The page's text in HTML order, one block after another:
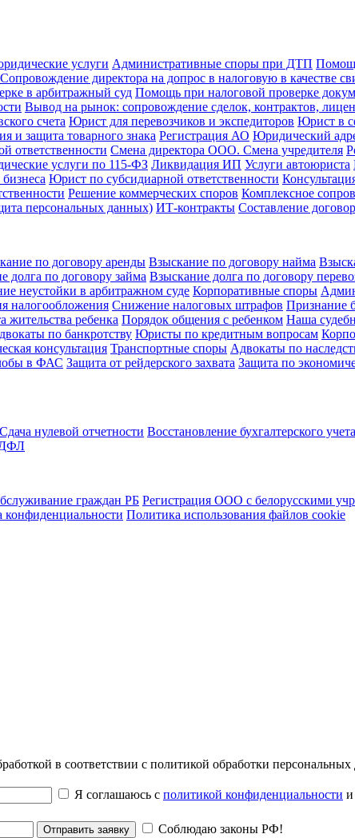
услуги Административные споры при ДТП
Сопровождение директора на допрос в налоговую в качестве
в арбитражный суд Помощь при налоговой проверке
Вывод на рынок: сопровождение сделок, контрактов,
счета Юрист для перевозчиков и экспедиторов Юрист в
и защита товарного знака Регистрация АО Юридический
ответственности Смена директора ООО. Смена учредителя
услуги по 115-ФЗ Ликвидация ИП Услуги автоюриста
Юрист по субсидиарной ответственности
Решение коммерческих споров Комплексное
персональных данных) ИТ-контракты Составление
по договору аренды Взыскание по договору найма
долга по договору займа Взыскание долга по договору
неустойки в арбитражном суде Корпоративные споры
налогообложения Снижение налоговых штрафов Признание
жительства ребенка Порядок общения с ребенком Наша
по банкротству Юристы по кредитным вопросам
консультация Транспортные споры Адвокаты по
в ФАС Защита от рейдерского захвата Защита по
Сдача нулевой отчетности Восстановление бухгалтерского учета
граждан РБ Регистрация ООО с белорусскими
конфиденциальности Политика использования файлов cookie
в соответствии с политикой обработки
Я соглашаюсь с политикой конфиденциальности и
Соблюдаю законы РФ!